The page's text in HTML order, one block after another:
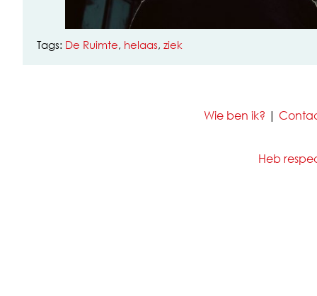
Tags: De Ruimte, helaas, ziek
Wie ben ik? |
Heb